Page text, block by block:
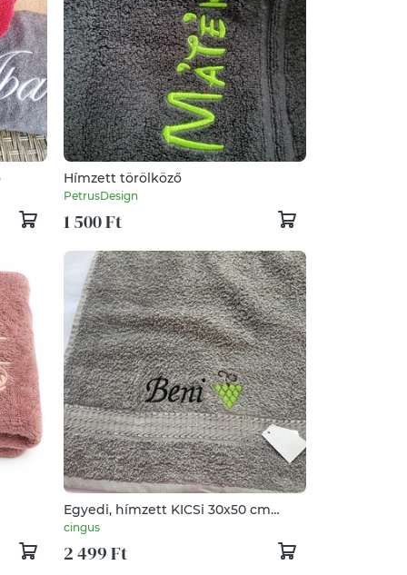
Hímzett törölköző
PetrusDesign
1 500 Ft
Egyedi, hímzett KICSi 30x50 cm
törölköző
cingus
2 499 Ft